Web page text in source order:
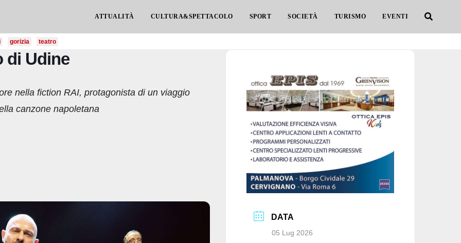
ATTUALITÀ CULTURA&SPETTACOLO SPORT SOCIETÀ TURISMO EVENTI
gorizia teatro
di Udine
nella fiction RAI, protagonista di un viaggio
canzone napoletana
DATA
05 Lug 2026